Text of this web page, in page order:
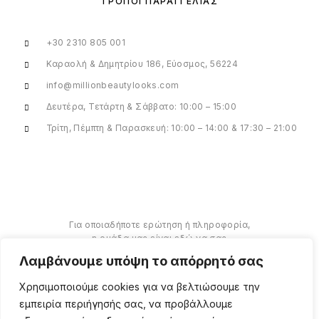
Λαμβάνουμε υπόψη το απόρρητό σας
Χρησιμοποιούμε cookies για να βελτιώσουμε την
εμπειρία περιήγησής σας, να προβάλλουμε
+30 2310 805 001
Καραολή & Δημητρίου 186, Εύοσμος, 56224
info@millionbeautylooks.com
Δευτέρα, Τετάρτη & Σάββατο: 10:00 – 15:00
Τρίτη, Πέμπτη & Παρασκευή: 10:00 – 14:00 & 17:30 – 21:00
Για οποιαδήποτε ερώτηση ή πληροφορία,
η ομάδα μας είναι εδώ να σας
βοηθήσουμε.
ΠΕΡΙΣΣΌΤΕΡΑ